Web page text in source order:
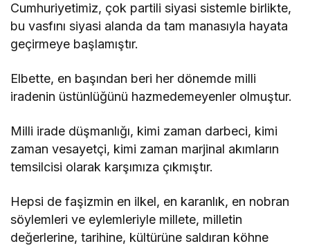
Cumhuriyetimiz, çok partili siyasi sistemle birlikte,
bu vasfını siyasi alanda da tam manasıyla hayata
geçirmeye başlamıştır.
Elbette, en başından beri her dönemde milli
iradenin üstünlüğünü hazmedemeyenler olmuştur.
Milli irade düşmanlığı, kimi zaman darbeci, kimi
zaman vesayetçi, kimi zaman marjinal akımların
temsilcisi olarak karşımıza çıkmıştır.
Hepsi de faşizmin en ilkel, en karanlık, en nobran
söylemleri ve eylemleriyle millete, milletin
değerlerine, tarihine, kültürüne saldıran köhne